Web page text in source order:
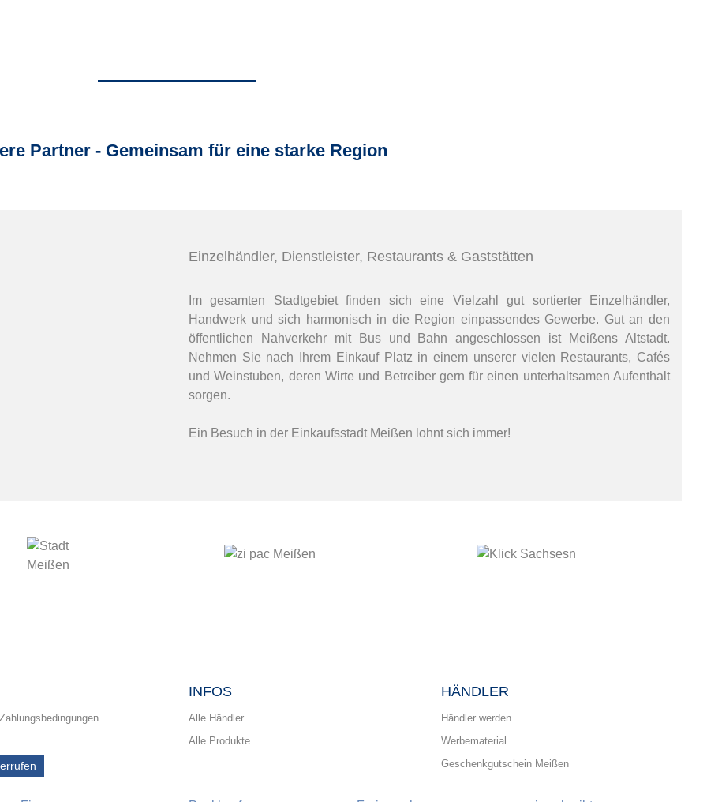
Partner - Gemeinsam für eine starke Region
Einzelhändler, Dienstleister, Restaurants & Gaststätten
Im gesamten Stadtgebiet finden sich eine Vielzahl gut sortierter Einzelhändler,
Handwerk und sich harmonisch in die Region einpassendes Gewerbe. Gut an den
öffentlichen Nahverkehr mit Bus und Bahn angeschlossen ist Meißens Altstadt.
Nehmen Sie nach Ihrem Einkauf Platz in einem unserer vielen Restaurants, Cafés
und Weinstuben, deren Wirte und Betreiber gern für einen unterhaltsamen Aufenthalt
sorgen.
Ein Besuch in der Einkaufsstadt Meißen lohnt sich immer!
INFOS
Alle Händler
Alle Produkte
HÄNDLER
Händler werden
Werbematerial
Geschenkgutschein Meißen